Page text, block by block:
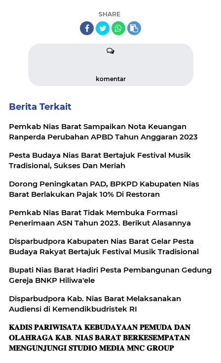
SHARE
komentar
Berita Terkait
Pemkab Nias Barat Sampaikan Nota Keuangan
Ranperda Perubahan APBD Tahun Anggaran 2023
Pesta Budaya Nias Barat Bertajuk Festival Musik
Tradisional, Sukses Dan Meriah
Dorong Peningkatan PAD, BPKPD Kabupaten Nias
Barat Berlakukan Pajak 10% Di Restoran
Pemkab Nias Barat Tidak Membuka Formasi
Penerimaan ASN Tahun 2023. Berikut Alasannya
Disparbudpora Kabupaten Nias Barat Gelar Pesta
Budaya Rakyat Bertajuk Festival Musik Tradisional
Bupati Nias Barat Hadiri Pesta Pembangunan Gedung
Gereja BNKP Hiliwa'ele
Disparbudpora Kab. Nias Barat Melaksanakan
Audiensi di Kemendikbudristek RI
𝐊𝐀𝐃𝐈𝐒 𝐏𝐀𝐑𝐈𝐖𝐈𝐒𝐀𝐓𝐀 𝐊𝐄𝐁𝐔𝐃𝐀𝐘𝐀𝐀𝐍 𝐏𝐄𝐌𝐔𝐃𝐀 𝐃𝐀𝐍
𝐎𝐋𝐀𝐇𝐑𝐀𝐆𝐀 𝐊𝐀𝐁. 𝐍𝐈𝐀𝐒 𝐁𝐀𝐑𝐀𝐓 𝐁𝐄𝐑𝐊𝐄𝐒𝐄𝐌𝐏𝐀𝐓𝐀𝐍
𝐌𝐄𝐍𝐆𝐔𝐍𝐉𝐔𝐍𝐆𝐈 𝐒𝐓𝐔𝐃𝐈𝐎 𝐌𝐄𝐃𝐈𝐀 𝐌𝐍𝐂 𝐆𝐑𝐎𝐔𝐏